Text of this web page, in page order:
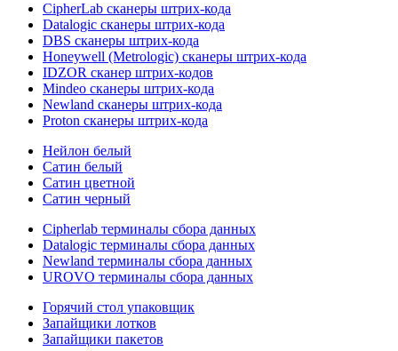
CipherLab сканеры штрих-кода
Datalogic сканеры штрих-кода
DBS сканеры штрих-кода
Honeywell (Metrologic) сканеры штрих-кода
IDZOR сканер штрих-кодов
Mindeo сканеры штрих-кода
Newland сканеры штрих-кода
Proton сканеры штрих-кода
Нейлон белый
Сатин белый
Сатин цветной
Сатин черный
Cipherlab терминалы сбора данных
Datalogic терминалы сбора данных
Newland терминалы сбора данных
UROVO терминалы сбора данных
Горячий стол упаковщик
Запайщики лотков
Запайщики пакетов